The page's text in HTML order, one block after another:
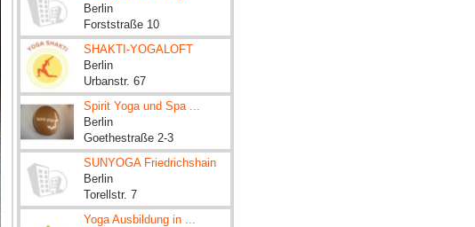
Berlin
Forststraße 10
SHAKTI-YOGALOFT
Berlin
Urbanstr. 67
Spirit Yoga und Spa ...
Berlin
Goethestraße 2-3
SUNYOGA Friedrichshain
Berlin
Torellstr. 7
Yoga Ausbildung in ...